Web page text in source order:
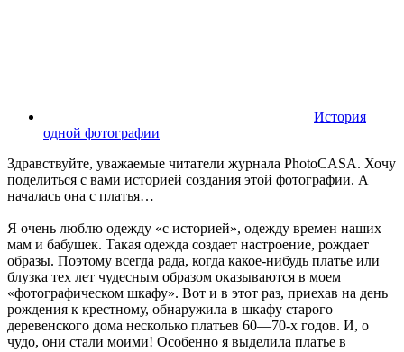
История
одной фотографии
Здравствуйте, уважаемые читатели журнала PhotoCASA. Хочу
поделиться с вами историей создания этой фотографии. А
началась она с платья…
Я очень люблю одежду «с историей», одежду времен наших
мам и бабушек. Такая одежда создает настроение, рождает
образы. Поэтому всегда рада, когда какое-нибудь платье или
блузка тех лет чудесным образом оказываются в моем
«фотографическом шкафу». Вот и в этот раз, приехав на день
рождения к крестному, обнаружила в шкафу старого
деревенского дома несколько платьев 60—70-х годов. И, о
чудо, они стали моими! Особенно я выделила платье в